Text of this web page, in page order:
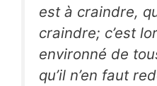
est à craindre,
craindre; c’est
environné de
qu’il n’en faut